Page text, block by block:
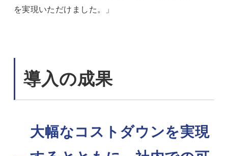
を実現いただけました。」
導入の成果
大幅なコストダウンを実現